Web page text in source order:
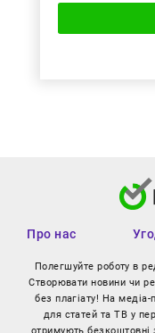
Про нас
Полегшуйте роботу в
Створювати новини чи
без плагіату! На
для статей та ТВ у